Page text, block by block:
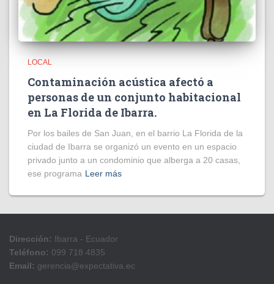
LOCAL
Contaminación acústica afectó a
personas de un conjunto habitacional
en La Florida de Ibarra.
Por los bailes de San Juan, en el barrio La Florida de la
ciudad de Ibarra se organizó un evento en un espacio
privado junto a un condominio que alberga a 20 casas,
ese programa Leer más
Dirección: Ibarra - Ecuador
Teléfono: 099 718 4835
Email: gerencia@expectativa.ec